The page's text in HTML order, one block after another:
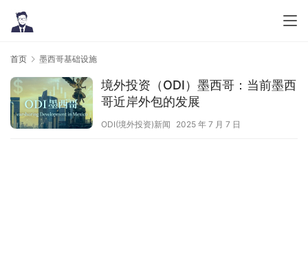
首页 墨西哥基础设施
境外投资（ODI）墨西哥：当前墨西
哥近岸外包的发展
ODI(境外投资)新闻 2025 年 7 月 7 日